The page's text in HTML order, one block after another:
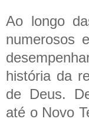
Ao longo
numerosos
história da
de Deus.
até o Novo